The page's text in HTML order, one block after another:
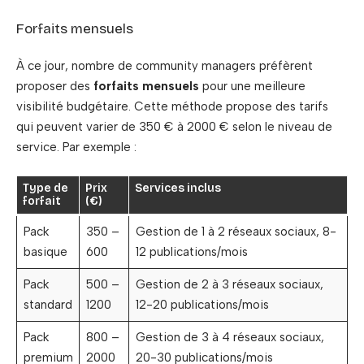
Forfaits mensuels
À ce jour, nombre de community managers préfèrent
proposer des forfaits mensuels pour une meilleure
visibilité budgétaire. Cette méthode propose des tarifs
qui peuvent varier de 350 € à 2000 € selon le niveau de
service. Par exemple :
Type de
forfait
Prix
(€)
Services inclus
Pack
basique
350 –
600
Gestion de 1 à 2 réseaux sociaux, 8-
12 publications/mois
Pack
standard
500 –
1200
Gestion de 2 à 3 réseaux sociaux,
12-20 publications/mois
Pack
premium
800 –
2000
Gestion de 3 à 4 réseaux sociaux,
20-30 publications/mois